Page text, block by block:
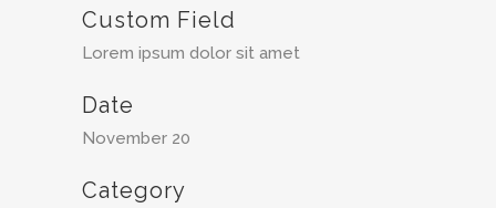
Custom Field
Lorem ipsum dolor sit amet
Date
November 20
Category